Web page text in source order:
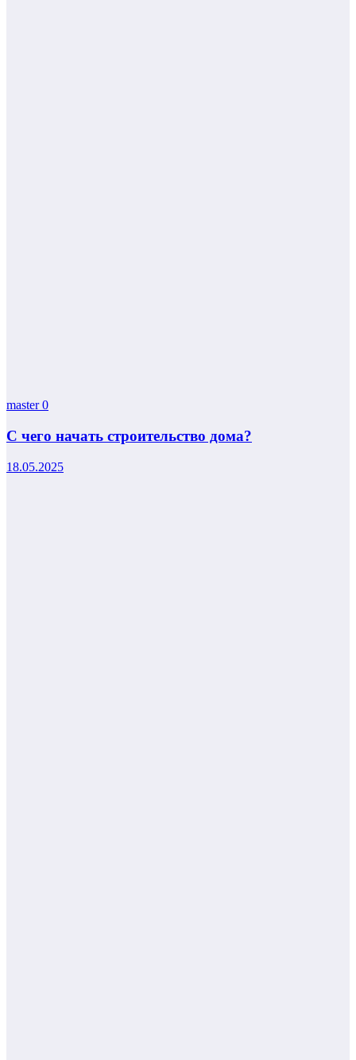
master0
С чего начать строительство дома?
18.05.2025